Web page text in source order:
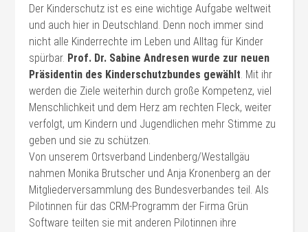
Der Kinderschutz ist es eine wichtige Aufgabe weltweit
und auch hier in Deutschland. Denn noch immer sind
nicht alle Kinderrechte im Leben und Alltag für Kinder
spürbar. Prof. Dr. Sabine Andresen wurde zur neuen
Präsidentin des Kinderschutzbundes gewählt. Mit ihr
werden die Ziele weiterhin durch große Kompetenz, viel
Menschlichkeit und dem Herz am rechten Fleck, weiter
verfolgt, um Kindern und Jugendlichen mehr Stimme zu
geben und sie zu schützen.
Von unserem Ortsverband Lindenberg/Westallgäu
nahmen Monika Brutscher und Anja Kronenberg an der
Mitgliederversammlung des Bundesverbandes teil. Als
Pilotinnen für das CRM-Programm der Firma Grün
Software teilten sie mit anderen Pilotinnen ihre